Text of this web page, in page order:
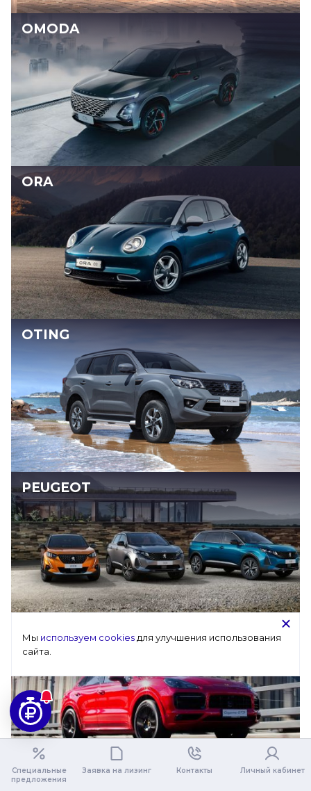
OMODA
ORA
OTING
PEUGEOT
PORSCHE
Специальные
предложения
Заявка на лизинг Контакты Личный кабинет
Мы используем cookies для улучшения использования
сайта.